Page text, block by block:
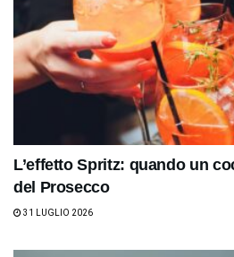
L’effetto Spritz: quando un
del Prosecco
31 LUGLIO 2026